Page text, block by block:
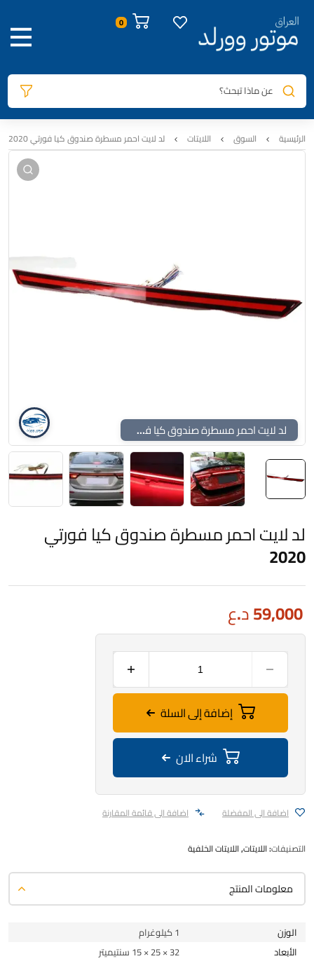
0
عن ماذا تبحث؟
الرئيسية السوق اللايتات لد لايت احمر مسطرة صندوق كيا فورتي 2020
صور المنتج معلومات المنتج السيارات المتوافقة
لد لايت احمر مسطرة صندوق كيا فورتي 2020
لد لايت احمر مسطرة صندوق كيا فورتي
2020
59,000د.ع
إضافة إلى السلة
شراء الان
اضافة الى المفضلة اضافة الى قائمة المقارنة
التصنيفات:اللايتات,اللايتات الخلفية
معلومات المنتج
الوزن
1 كيلوغرام
الأبعاد
32 × 25 × 15 سنتيميتر